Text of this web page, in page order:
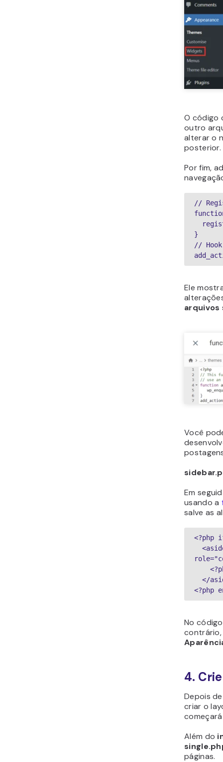
O código
outro
alterar o
posterior.
Por fim,
//
}
//
Ele
arquivos
Você
Em
usando a
salve as
</
<?php
No
contrário,
4.
Depois
criar o
Além do
páginas.